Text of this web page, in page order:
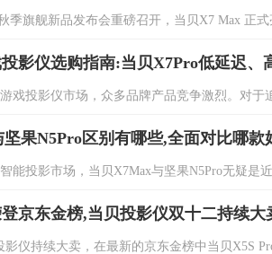
季旗舰新品发布会重磅召开，当贝X7 Max 正
影仪选购指南:当贝X7Pro低延迟、
戏投影仪市场，众多品牌产品竞争激烈。对
果N5Pro区别有哪些,全面对比哪款
能投影市场，当贝X7Max与坚果N5Pro无疑是
京东金榜,当贝投影仪双十二持续大
影仪持续大卖，在最新的京东金榜中当贝X5S